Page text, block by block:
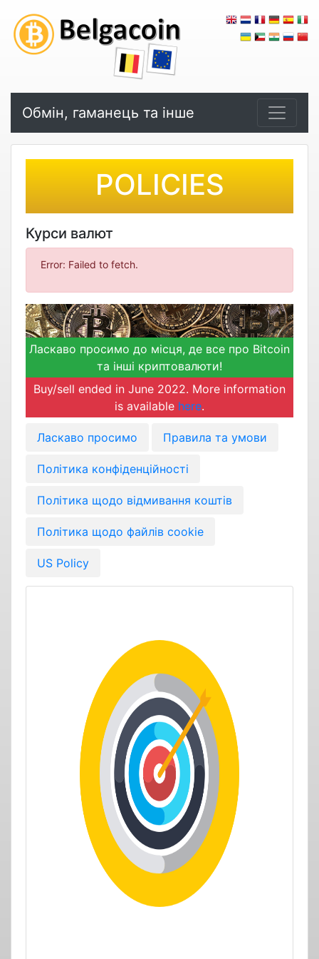
Обмін, гаманець та інше
POLICIES
Курси валют
Error: Failed to fetch.
Ласкаво просимо до місця, де все про Bitcoin
та інші криптовалюти!
Buy/sell ended in June 2022. More information
is available here.
Ласкаво просимо Правила та умови
Політика конфіденційності
Політика щодо відмивання коштів
Політика щодо файлів cookie
US Policy